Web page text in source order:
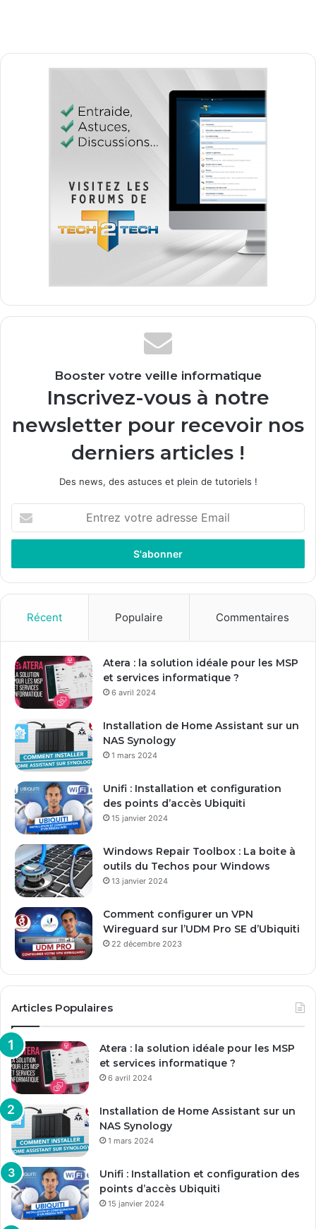
Booster votre veille informatique
Inscrivez-vous à notre
newsletter pour recevoir nos
derniers articles !
Des news, des astuces et plein de tutoriels !
votre
adresse
Récent Populaire Commentaires
Atera : la solution idéale pour les MSP
et services informatique ?
6 avril 2024
Installation de Home Assistant sur un
NAS Synology
1 mars 2024
Unifi : Installation et configuration
des points d’accès Ubiquiti
15 janvier 2024
Windows Repair Toolbox : La boite à
outils du Techos pour Windows
13 janvier 2024
Comment configurer un VPN
Wireguard sur l’UDM Pro SE d’Ubiquiti
22 décembre 2023
Articles Populaires
Atera : la solution idéale pour les MSP
et services informatique ?
6 avril 2024
Installation de Home Assistant sur un
NAS Synology
1 mars 2024
Unifi : Installation et configuration des
points d’accès Ubiquiti
15 janvier 2024